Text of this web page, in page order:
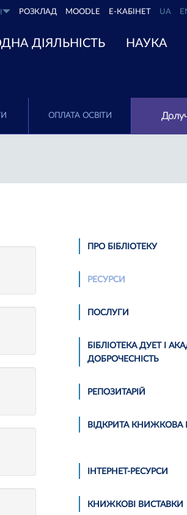
РОЗКЛАД MOODLE Е-КАБІНЕТ UA
ДІЯЛЬНІСТЬ НАУКА
ОПЛАТА ОСВІТИ
ПРО БІБЛІОТЕКУ
РЕСУРСИ
ПОСЛУГИ
БІБЛІОТЕКА ДУЕТ І
ДОБРОЧЕСНІСТЬ
РЕПОЗИТАРІЙ
ВІДКРИТА КНИЖКОВА
ІНТЕРНЕТ-РЕСУРСИ
КНИЖКОВІ ВИСТАВКИ